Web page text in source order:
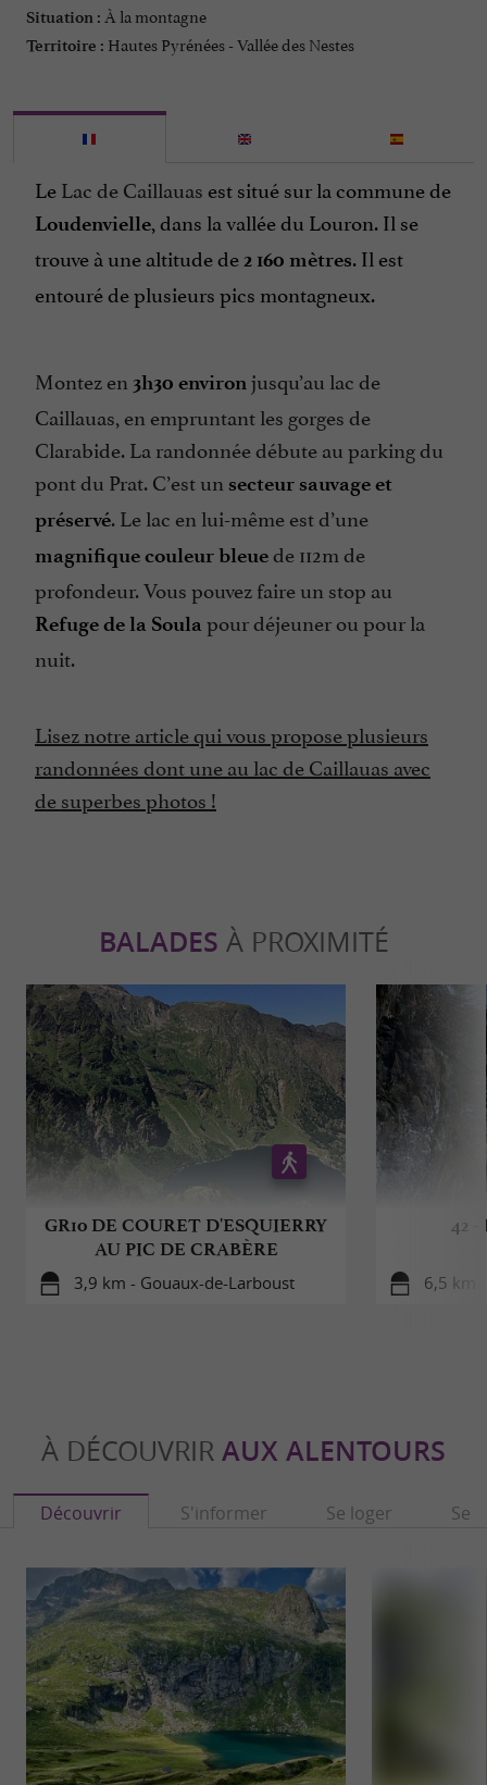
Situation : À la montagne
Territoire : Hautes Pyrénées - Vallée des Nestes
LeLac de Caillauas est situé sur la commune de
Loudenvielle, dans la vallée du Louron.Il se
trouve à une altitude de2 160 mètres.Il est
entouré de plusieurs pics montagneux.
Montez en 3h30 environjusqu’au lac de
Caillauas, en empruntant les gorges de
Clarabide. La randonnée débute au parking du
pont du Prat. C’est un secteur sauvage et
préservé. Le lac en lui-même est d’une
magnifique couleur bleuede 112m de
profondeur. Vous pouvez faire un stop au
Refuge de la Soula pour déjeuner ou pour la
nuit.
Lisez notre article qui vous propose plusieurs
randonnées dont une au lac de Caillauas avec
de superbes photos !
BALADES À PROXIMITÉ
GR10 DE COURET D'ESQUIERRY
AU PIC DE CRABÈRE
3,9 km - Gouaux-de-Larboust
42 -
6,5 km
À DÉCOUVRIR AUX ALENTOURS
Découvrir S'informer Se loger Se